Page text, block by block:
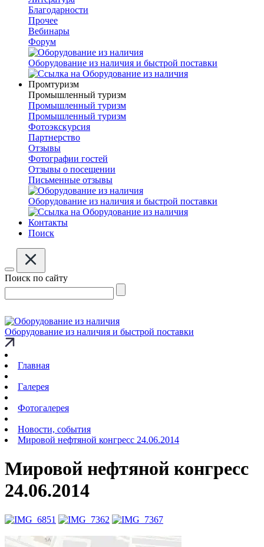
Благодарности
Прочее
Вебинары
Форум
Оборудование из наличия и быстрой поставки
Промтуризм
Промышленный туризм
Промышленный туризм
Промышленный туризм
Фотоэкскурсия
Партнерство
Отзывы
Фотографии гостей
Отзывы о посещении
Письменные отзывы
Оборудование из наличия и быстрой поставки
Контакты
Поиск
Поиск по сайту
Оборудование из наличия и быстрой поставки
Главная
Галерея
Фотогалерея
Новости, события
Мировой нефтяной конгресс 24.06.2014
Мировой нефтяной конгресс
24.06.2014